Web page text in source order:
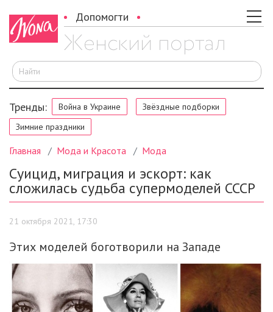
Допомогти
Тренды: Война в Украине
Звёздные подборки
Зимние праздники
Главная Мода и Красота Мода
Суицид, миграция и эскорт: как
сложилась судьба супермоделей СССР
21 октября 2021, 17:30
Этих моделей боготворили на Западе